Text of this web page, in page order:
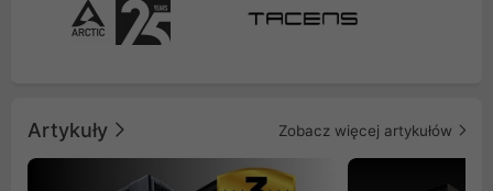
Artykuły Zobacz więcej artykułów